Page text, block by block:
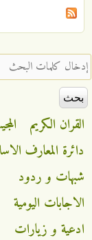
‏إدخال كلمات البحث ‏
القران الكريم
دائرة المعارف
شبهات و ردود
الاجابات اليومية
ادعية و زيارات